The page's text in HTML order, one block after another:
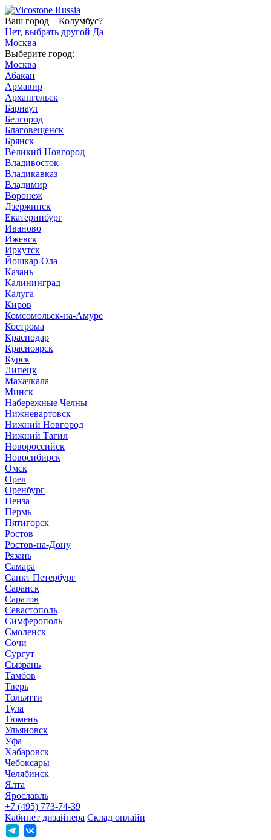
Ваш город – Колумбус?
Нет, выбрать другой Да
Москва
Выберите город:
Москва
Абакан
Армавир
Архангельск
Барнаул
Белгород
Благовещенск
Брянск
Великий Новгород
Владивосток
Владикавказ
Владимир
Воронеж
Дзержинск
Екатеринбург
Иваново
Ижевск
Иркутск
Йошкар-Ола
Казань
Калининград
Калуга
Киров
Комсомольск-на-Амуре
Кострома
Краснодар
Красноярск
Курск
Липецк
Махачкала
Минск
Набережные Челны
Нижневартовск
Нижний Новгород
Нижний Тагил
Новороссийск
Новосибирск
Омск
Орел
Оренбург
Пенза
Пермь
Пятигорск
Ростов
Ростов-на-Дону
Рязань
Самара
Санкт Петербург
Саранск
Саратов
Севастополь
Симферополь
Смоленск
Сочи
Сургут
Сызрань
Тамбов
Тверь
Тольятти
Тула
Тюмень
Ульяновск
Уфа
Хабаровск
Чебоксары
Челябинск
Ялта
Ярославль
+7 (495) 773-74-39
Кабинет дизайнера Склад онлайн